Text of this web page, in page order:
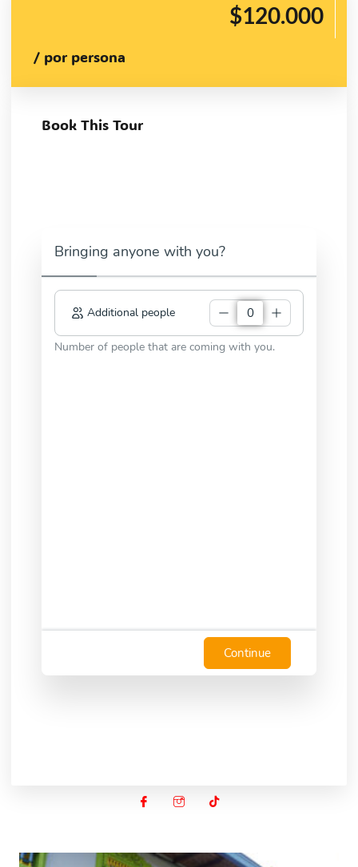
$120.000
/ por persona
Book This Tour
Bringing anyone with you?
Additional people
Number of people that are coming with you.
Continue